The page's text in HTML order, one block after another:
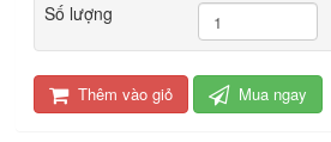
Số lượng
Thêm vào giỏ Mua ngay